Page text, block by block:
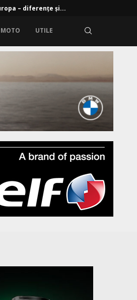
– diferențe și...
MOTO UTILE